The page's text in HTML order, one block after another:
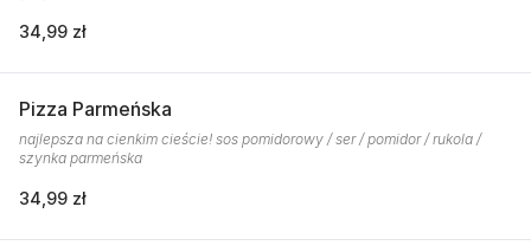
34,99 zł
Pizza Parmeńska
najlepsza na cienkim cieście! sos pomidorowy / ser / pomidor / rukola /
szynka parmeńska
34,99 zł